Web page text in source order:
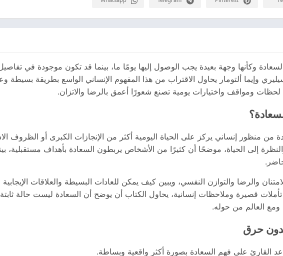
وكأنها وجهة بعيدة يجب الوصول إليها يومًا ما، بينما قد تكون موجودة في
وإيما ألتومار يحاول الاقتراب من هذا المفهوم الإنساني الواسع بطريقة بسيطة
ومواقف واختيارات يومية تصنع شعورًا أعمق بالرضا والاتزان.
منظور إنساني يركز على الحياة اليومية أكثر من الإنجازات الكبرى أو الظروف
إلى الحياة، موضحًا أن كثيرًا من الأشخاص يربطون السعادة بأهداف مستقبلية،
والرضا والتوازن النفسي، ويبين كيف يمكن للعادات البسيطة والعلاقات الإيجابية
قصيرة وملاحظات إنسانية، يحاول الكتاب أن يوضح أن السعادة ليست حالة ثابتة
ومع العالم من حوله.
حرق
القارئ على فهم السعادة بصورة أكثر واقعية وبساطة.